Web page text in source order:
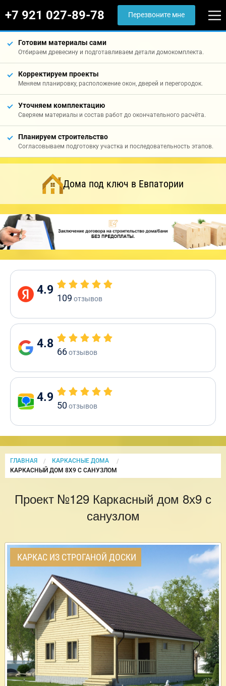
+7 921 027-89-78 Перезвоните мне
Готовим материалы сами
Отбираем древесину и подготавливаем детали домокомплекта.
Корректируем проекты
Меняем планировку, расположение окон, дверей и перегородок.
Уточняем комплектацию
Сверяем материалы и состав работ до окончательного расчёта.
Планируем строительство
Согласовываем подготовку участка и последовательность этапов.
Дома под ключ в Евпатории
4.9
109 отзывов
4.8
66отзывов
4.9
50отзывов
ГЛАВНАЯ
КАРКАСНЫЕ ДОМА
CURRENT:
КАРКАСНЫЙ ДОМ 8Х9 С САНУЗЛОМ
Проект №129 Каркасный дом 8х9 с
санузлом
КАРКАС ИЗ СТРОГАНОЙ ДОСКИ